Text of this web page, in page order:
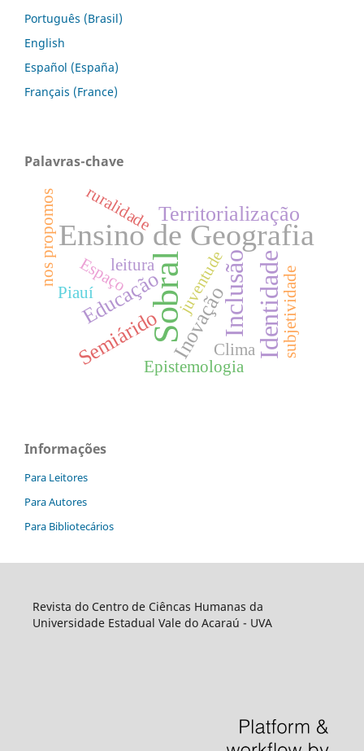
Português (Brasil)
English
Español (España)
Français (France)
Palavras-chave
Sobral
Ensino de Geografia
InclusãoIdentidade
Educação
Territorialização
SemiáridoInovação
Epistemologia
juventude
Espaço
ruralidade
nos propomos leitura
subjetividade
Piauí
Clima
Informações
Para Leitores
Para Autores
Para Bibliotecários
Revista do Centro de Ciêncas Humanas da
Universidade Estadual Vale do Acaraú - UVA